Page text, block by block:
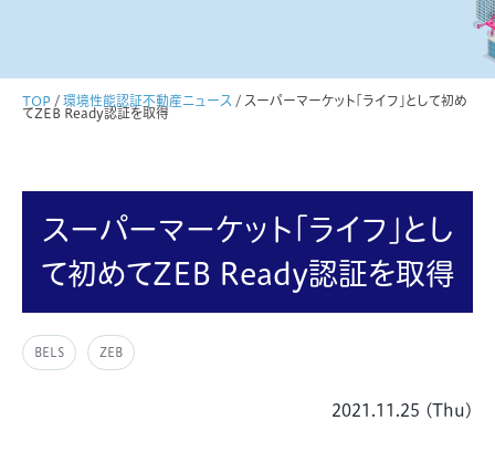
TOP / 環境性能認証不動産ニュース / スーパーマーケット「ライフ」として初め
てZEB Ready認証を取得
スーパーマーケット「ライフ」とし
て初めてZEB Ready認証を取得
BELS ZEB
2021.11.25 (Thu)